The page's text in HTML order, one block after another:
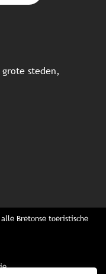
steden,
Bretonse toeristische